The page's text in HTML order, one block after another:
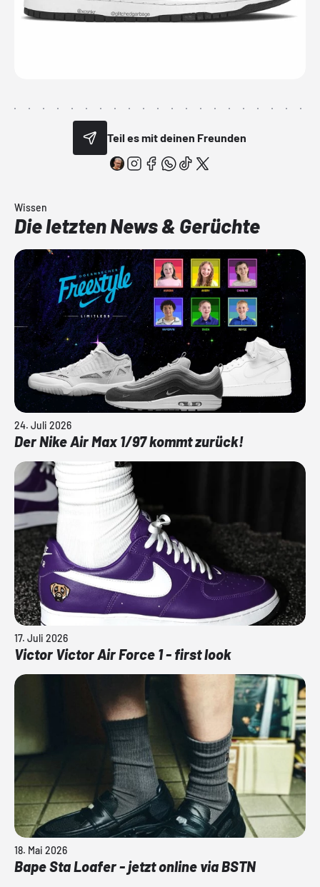
Teil es mit deinen Freunden
Wissen
Die letzten News & Gerüchte
24. Juli 2026
Der Nike Air Max 1/97 kommt zurück!
17. Juli 2026
Victor Victor Air Force 1 - first look
18. Mai 2026
Bape Sta Loafer - jetzt online via BSTN